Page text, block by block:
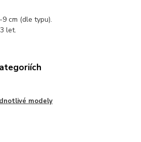
cm (dle typu).
let.
modely